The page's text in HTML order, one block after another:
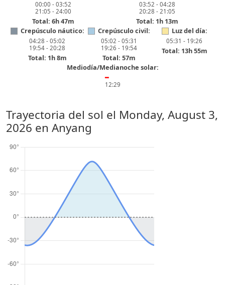
00:00 - 03:52
21:05 - 24:00
Total: 6h 47m
03:52 - 04:28
20:28 - 21:05
Total: 1h 13m
Crepúsculo náutico:
04:28 - 05:02
19:54 - 20:28
Total: 1h 8m
Crepúsculo civil:
05:02 - 05:31
19:26 - 19:54
Total: 57m
Luz del día:
05:31 - 19:26
Total: 13h 55m
Mediodía/Medianoche solar:
━
12:29
Trayectoria del sol el Monday, August 3,
2026 en Anyang